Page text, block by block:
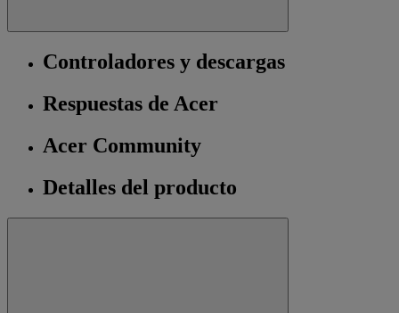
Controladores y descargas
Respuestas de Acer
Acer Community
Detalles del producto